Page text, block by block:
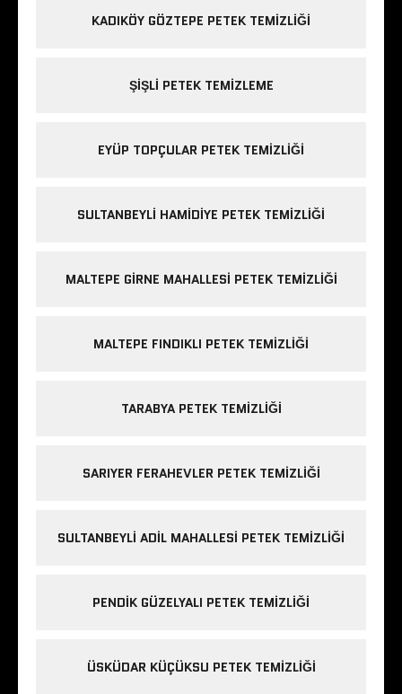
KADIKÖY GÖZTEPE PETEK TEMIZLIĞI
ŞIŞLI PETEK TEMIZLEME
EYÜP TOPÇULAR PETEK TEMIZLIĞI
SULTANBEYLI HAMIDIYE PETEK TEMIZLIĞI
MALTEPE GIRNE MAHALLESI PETEK TEMIZLIĞI
MALTEPE FINDIKLI PETEK TEMIZLIĞI
TARABYA PETEK TEMIZLIĞI
SARIYER FERAHEVLER PETEK TEMIZLIĞI
SULTANBEYLI ADIL MAHALLESI PETEK TEMIZLIĞI
PENDIK GÜZELYALI PETEK TEMIZLIĞI
ÜSKÜDAR KÜÇÜKSU PETEK TEMIZLIĞI